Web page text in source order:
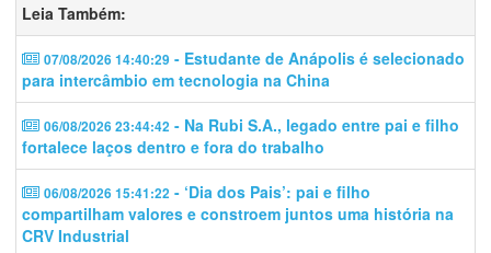
Leia Também:
07/08/2026 14:40:29 - Estudante de Anápolis é selecionado
para intercâmbio em tecnologia na China
06/08/2026 23:44:42 - Na Rubi S.A., legado entre pai e filho
fortalece laços dentro e fora do trabalho
06/08/2026 15:41:22 - ‘Dia dos Pais’: pai e filho
compartilham valores e constroem juntos uma história na
CRV Industrial